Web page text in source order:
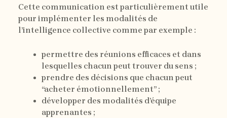
Cette communication est particulièrement utile
pour implémenter les modalités de
l’intelligence collective comme par exemple :
permettre des réunions efficaces et dans
lesquelles chacun peut trouver du sens ;
prendre des décisions que chacun peut
“acheter émotionnellement” ;
développer des modalités d’équipe
apprenantes ;